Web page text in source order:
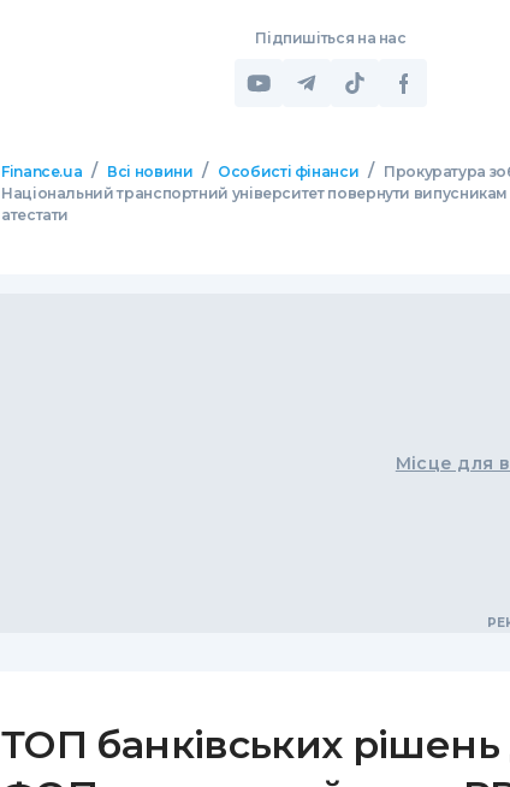
Підпишіться на нас
Finance.ua / Всі новини / Особисті фінанси /
Прокуратура
Національний транспортний університет повернути випусникам
атестати
Місце для
ТОП банківських рішень